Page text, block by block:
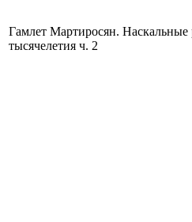
Гамлет Мартиросян.
тысячелетия ч. 2